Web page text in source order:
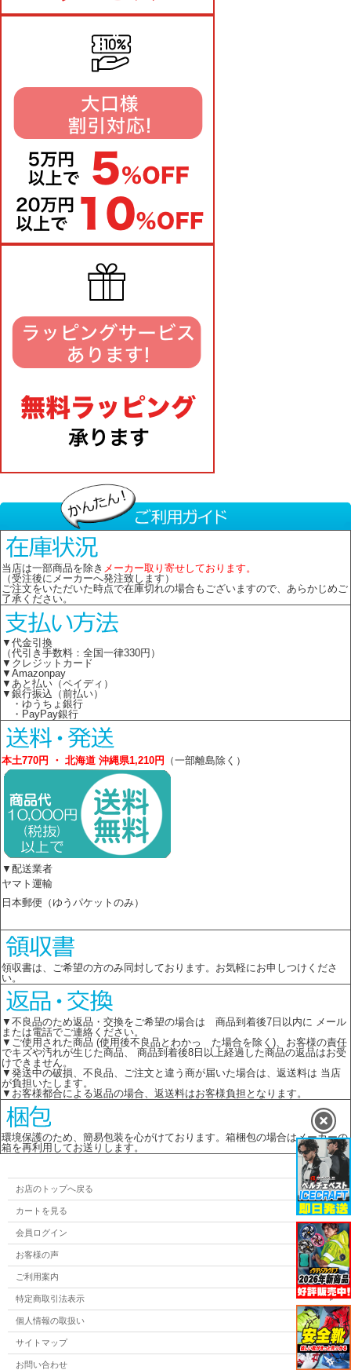
当店は一部商品を除き メーカー取り寄せしております。
（受注後にメーカーへ発注致します）
ご注文をいただいた時点で在庫切れの場合もございますので、あらかじめご
了承ください。
▼代金引換
（代引き手数料：全国一律330円）
▼クレジットカード
▼Amazonpay
▼あと払い（ペイディ）
▼銀行振込（前払い）
・ゆうちょ銀行
・PayPay銀行
本土770円 ・ 北海道 沖縄県1,210円 （一部離島除く）
▼配送業者
ヤマト運輸
日本郵便（ゆうパケットのみ）
領収書は、ご希望の方のみ同封しております。お気軽にお申しつけくださ
い。
▼不良品のため返品・交換をご希望の場合は 商品到着後7日以内に メール
または電話でご連絡ください。
▼ご使用された商品 (使用後不良品とわかっ た場合を除く)、お客様の責任
でキズや汚れが生じた商品、 商品到着後8日以上経過した商品の返品はお受
けできません。
▼発送中の破損、不良品、ご注文と違う商が届いた場合は、返送料は 当店
が負担いたします。
▼お客様都合による返品の場合、返送料はお客様負担となります。
環境保護のため、簡易包装を心がけております。箱梱包の場合はメーカーの
箱を再利用してお送りします。
お店のトップへ戻る
カートを見る
会員ログイン
お客様の声
ご利用案内
特定商取引法表示
個人情報の取扱い
サイトマップ
お問い合わせ